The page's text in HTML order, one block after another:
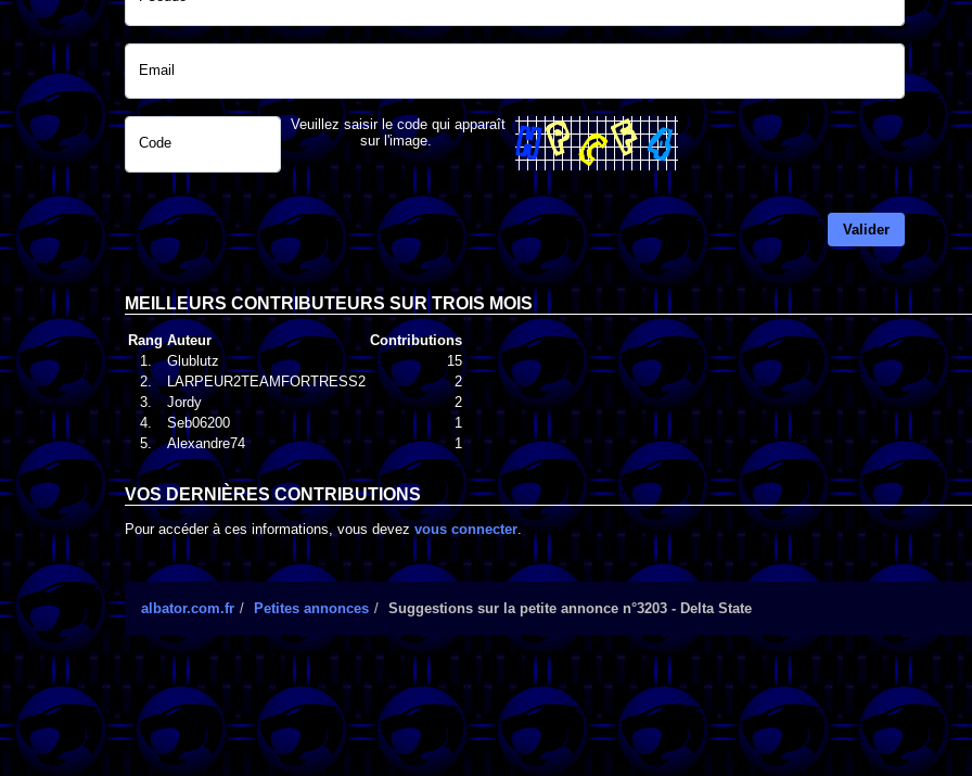
Email
Code
Veuillez saisir le code qui apparaît
sur l'image.
Valider
MEILLEURS CONTRIBUTEURS SUR TROIS MOIS
Rang Auteur
Contributions
1.
Glublutz
15
2.
LARPEUR2TEAMFORTRESS2
2
3.
Jordy
2
4.
Seb06200
1
5.
Alexandre74 1
VOS DERNIÈRES CONTRIBUTIONS
Pour accéder à ces informations, vous devezvous connecter.
albator.com.fr Petites annonces Suggestions sur la petite annonce n°3203 - Delta State